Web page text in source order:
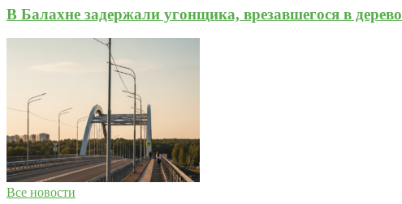
В Балахне задержали угонщика, врезавшегося в дерево
Все новости